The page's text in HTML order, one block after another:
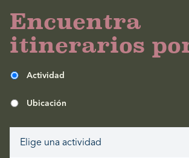
Encuentra
itinerarios
Actividad
Ubicación